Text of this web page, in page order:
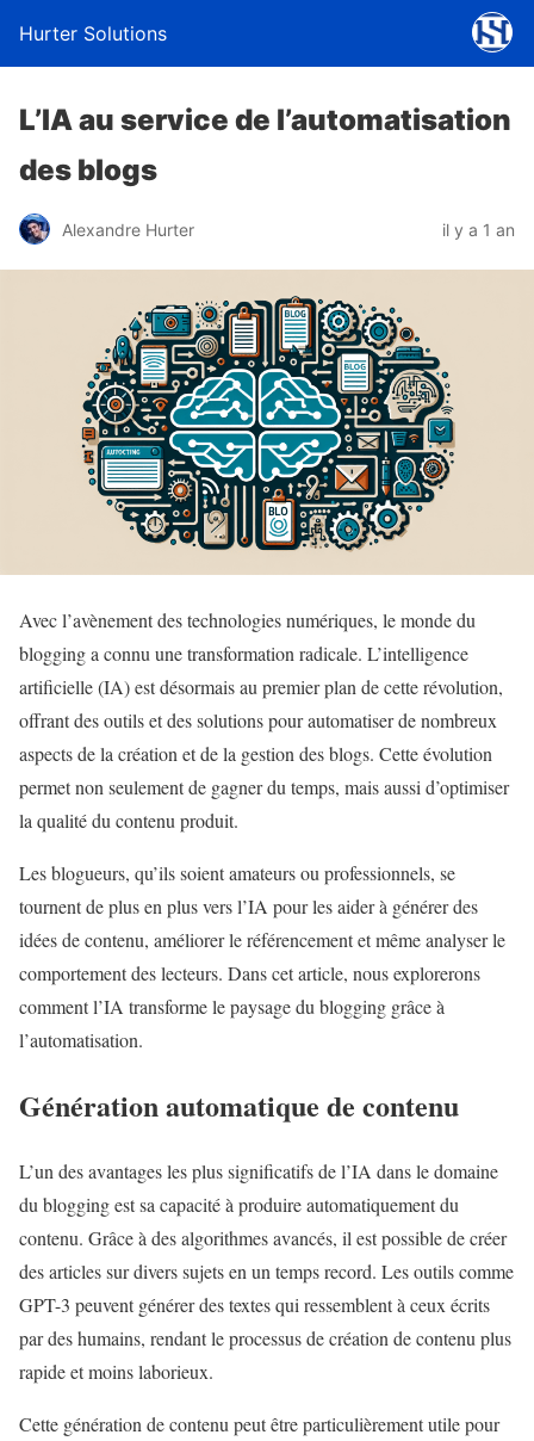
Hurter Solutions
L’IA au service de l’automatisation
des blogs
Alexandre Hurter il y a 1 an
Avec l’avènement des technologies numériques, le monde du
blogging a connu une transformation radicale. L’intelligence
artificielle (IA) est désormais au premier plan de cette révolution,
offrant des outils et des solutions pour automatiser de nombreux
aspects de la création et de la gestion des blogs. Cette évolution
permet non seulement de gagner du temps, mais aussi d’optimiser
la qualité du contenu produit.
Les blogueurs, qu’ils soient amateurs ou professionnels, se
tournent de plus en plus vers l’IA pour les aider à générer des
idées de contenu, améliorer le référencement et même analyser le
comportement des lecteurs. Dans cet article, nous explorerons
comment l’IA transforme le paysage du blogging grâce à
l’automatisation.
Génération automatique de contenu
L’un des avantages les plus significatifs de l’IA dans le domaine
du blogging est sa capacité à produire automatiquement du
contenu. Grâce à des algorithmes avancés, il est possible de créer
des articles sur divers sujets en un temps record. Les outils comme
GPT-3 peuvent générer des textes qui ressemblent à ceux écrits
par des humains, rendant le processus de création de contenu plus
rapide et moins laborieux.
Cette génération de contenu peut être particulièrement utile pour